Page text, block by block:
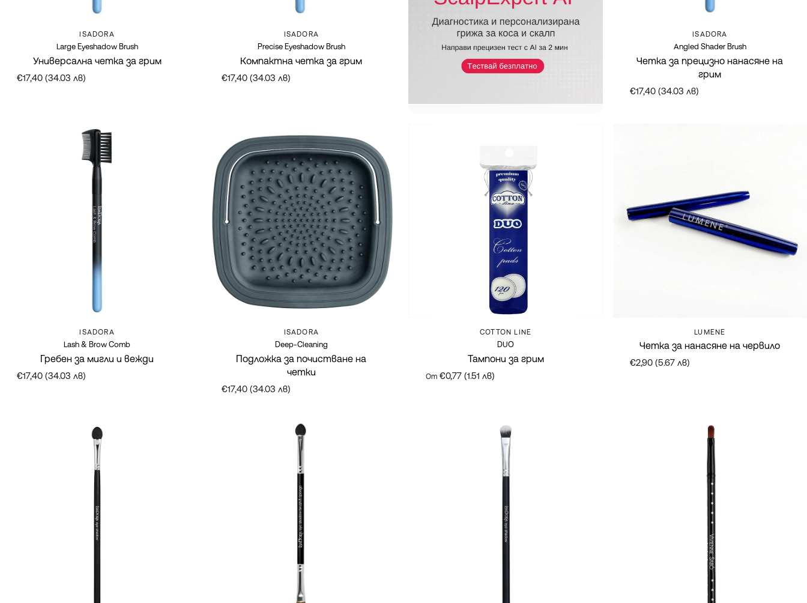
Марка:
ISADORA
Large Eyeshadow Brush
Универсална четка за грим
€17,40 (34.03 лв)
Марка:
ISADORA
Precise Eyeshadow Brush
Компактна четка за грим
€17,40 (34.03 лв)
Марка:
ISADORA
Angled Shader Brush
Четка за прецизно нанасяне на
грим
€17,40 (34.03 лв)
Марка:
ISADORA
Lash & Brow Comb
Гребен за мигли и вежди
€17,40 (34.03 лв)
Марка:
ISADORA
Deep-Cleaning
Подложка за почистване на
четки
€17,40 (34.03 лв)
Марка:
COTTON LINE
DUO
Тампони за грим
От€0,77 (1.51 лв)
Марка:
LUMENE
Четка за нанасяне на червило
€2,90 (5.67 лв)